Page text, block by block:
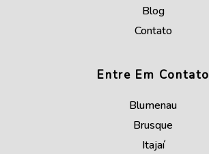
Blog
Contato
Entre Em Contato
Blumenau
Brusque
Itajaí